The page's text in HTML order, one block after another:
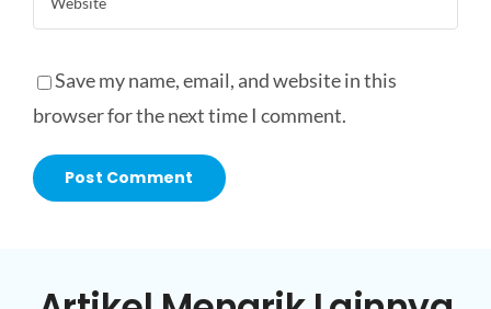
Save my name, email, and website in this
browser for the next time I comment.